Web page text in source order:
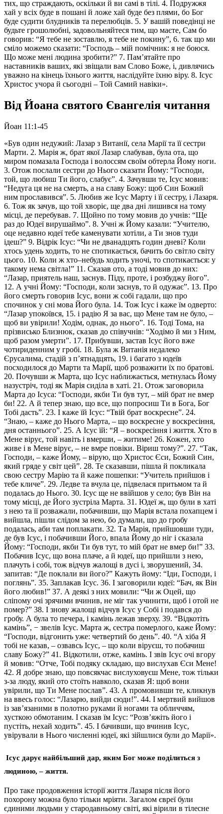
тих, що страждають, оскільки й ви самі в тілі. 4. Подружжя
хай у всіх буде в пошані й ложе хай буде без плями, бо Бог
буде судити блудників та перелюбців. 5. У вашій поведінці не
будьте грошолюбні, задовольняйтеся тим, що маєте, Сам бо
говорив: “Я тебе не зоставлю, я тебе не покину”, 6. так що ми
сміло можемо сказати: “Господь – мій помічник: я не боюся.
Що може мені людина зробити?” 7. Пам’ятайте про
наставників ваших, які звіщали вам Слово Боже, і, дивлячись
уважно на кінець їхнього життя, наслідуйте їхню віру. 8. Ісус
Христос учора й сьогодні – Той Самий навіки».
Від Йоана святого Євангелія читання
Йоан 11:1-45
«Був один недужий: Лазар з Витанії, села Марії та її сестри
Марти. 2. Марія ж, брат якої Лазар слабував, була ота, що
миром помазала Господа і волоссям своїм обтерла Йому ноги.
3. Отож послали сестри до Нього сказати Йому: “Господи,
той, що любиш Ти його, слабує”. 4. Зачувши те, Ісус мовив:
“Недуга ця не на смерть, а на славу Божу: щоб Син Божий
ним прославився”. 5. Любив же Ісус Марту і її сестру, і Лазаря.
6. Тож як зачув, що той хворіє, ще два дні лишився на тому
місці, де перебував. 7. Щойно по тому мовив до учнів: “Ще
раз до Юдеї вирушаймо”. 8. Учні ж Йому казали: “Учителю,
оце недавно юдеї тебе каменувати хотіли, а Ти знов туди
ідеш?” 9. Відрік Ісус: “Чи не дванадцять годин дневі? Коли
хтось удень ходить, то не спотикається, бачить бо світло світу
цього. 10. Коли ж хто–небудь ходить уночі, то спотикається: у
такому нема світла!” 11. Сказав ото, а тоді мовив до них:
“Лазар, приятель наш, заснув. Піду, проте, і розбуджу його”.
12. А учні Йому: “Господи, коли заснув, то й одужає”. 13. Про
його смерть говорив Ісус, вони ж собі гадали, що про
спочинок у сні мова Його була. 14. Тож Ісус і каже їм одверто:
“Лазар упокоївся, 15. і радію Я за вас, що Мене там не було, –
щоб ви увірили! Ходім, однак, до нього”. 16. Тоді Тома, на
прізвисько Близнюк, сказав до співучнів: “Ходімо й ми з Ним,
щоб разом умерти”. 17. Прибувши, застав Ісус його вже
чотириденним у гробі. 18. Була ж Витанія недалеко
Єрусалима, стадій з п’ятнадцять, 19. і багато з юдеїв
посходилося до Марти та Марії, щоб розважити їх по братові.
20. Почувши ж Марта, що Ісус наближається, метнулась Йому
назустріч, тоді як Марія сиділа в хаті. 21. Отож заговорила
Марта до Ісуса: “Господи, якби Ти був тут, – мій брат не вмер
би! 22. А й тепер знаю, що все, що попросиш Ти в Бога, Бог
Тобі дасть”. 23. І каже їй Ісус: “Твій брат воскресне”. 24.
“Знаю, – каже до Нього Марта, – що воскресне у воскресіння,
дня останнього”. 25. А Ісус їй: “Я – воскресіння і життя. Хто в
Мене вірує, той навіть і вмерши, – житиме! 26. Кожен, хто
живе і в Мене вірує, – не вмре повіки. Віриш тому?”. 27. “Так,
Господи, – каже Йому, – вірую, що Христос Єси, Божий Син,
який гряде у світ цей”. 28. Те сказавши, пішла й покликала
свою сестру Марію та й каже пошепки: “Учитель прийшов і
тебе кличе”. 29. Ледве та вчула це, підвелася притьмом та й
подалась до Нього. 30. Ісус ще не ввійшов у село; був Він на
тому місці, де Його зустріла Марта. 31. Юдеї ж, що були в хаті
з нею та її розважали, побачивши, що Марія встала похапцем і
вийшла, пішли слідом за нею, бо думали, що до гробу
подалась, аби там поплакати. 32. Та Марія, прийшовши туди,
де був Ісус, і побачивши Його, впала Йому до ніг і сказала
Йому: “Господи, якби Ти був тут, то мій брат не вмер би!” 33.
Побачив Ісус, що вона плаче, а й юдеї, що прийшли з нею,
плачуть і собі, тож відчув жалощі в дусі і, зворушений, 34.
запитав: “Де поклали ви його?” Кажуть йому: “Іди, Господи, і
поглянь”. 35. Заплакав Ісус. 36. І заговорили юдеї: “Бач, як Він
його любив!” 37. А деякі з них мовили: “Чи ж Оцей, що
сліпому очі зрячими вчинив, не міг так учинити, щоб і отой не
помер?” 38. І знову жалощі відчув Ісус у Собі і подався до
гробу. А була то печера, і камінь лежав зверху. 39. “Відкотіть
камінь”, − звелів Ісус. Марта ж, сестра померлого, каже Йому:
“Господи, відгонить уже: четвертий бо день”. 40. “А хіба Я
тобі не казав, – озвавсь Ісус, – що коли віруєш, то побачиш
славу Божу?” 41. Відкотили, отже, камінь. І звів Ісус очі вгору
й мовив: “Отче, Тобі подяку складаю, що вислухав Єси Мене!
42. Я добре знаю, що повсякчас вислуховуєш Мене, тож тільки
з-за люду, який ото стоїть навколо, сказав Я: щоб вони
увірили, що Ти Мене послав”. 43. А промовивши те, кликнув
на ввесь голос: “Лазарю, вийди сюди!”. 44. І мертвий вийшов
із зав’язаними в полотно руками й ногами та обличчям,
хусткою обмотаним. І сказав їм Ісус: “Розв’яжіть його і
пустіть, нехай ходить”. 45. І бачивши, що вчинив Ісус,
увірували в Нього численні юдеї, які зійшлися були до Марії».
Ісус дарує найбільший дар, яким Бог може поділиться з
людиною, – життя.
Про таке продовження історії життя Лазаря після його
похорону можна було тільки мріяти. Загалом євреї були
єдиними людьми у стародавньому світі, які вірили в тілесне